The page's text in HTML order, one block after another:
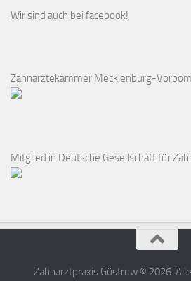
Wir sind auch bei facebook!
Zahnärztekammer Mecklenburg-
Mitglied in Deutsche Gesellschaft für
Zahnarztpraxis Güstrow © 2026.